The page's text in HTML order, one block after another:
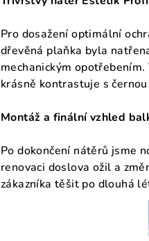
Pro dosažení optimální
dřevěná plaňka byla
mechanickým
krásně kontrastuje s
Montáž a finální vzhled
Po dokončení nátěrů jsme
renovaci doslova ožil a
zákazníka těšit po dlouhá